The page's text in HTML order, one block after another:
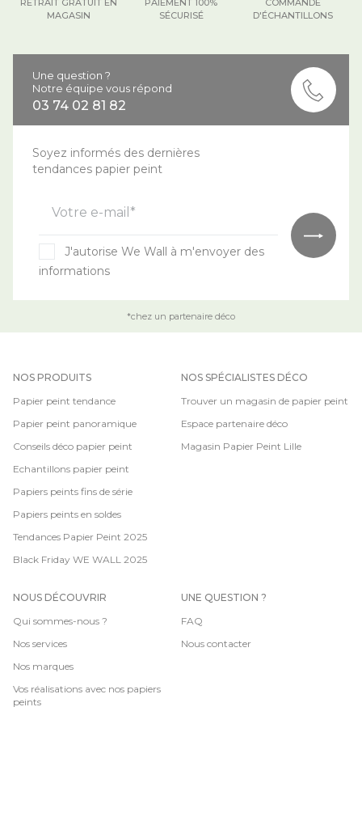
D'ÉCHANTILLONS
SÉCURISÉ
MAGASIN
Une question ?
Notre équipe vous répond
03 74 02 81 82
Soyez informés des dernières
tendances papier peint
Votre e-mail*
J'autorise We Wall à m'envoyer des
informations
*chez un partenaire déco
NOS PRODUITS
Papier peint tendance
Papier peint panoramique
Conseils déco papier peint
Echantillons papier peint
Papiers peints fins de série
Papiers peints en soldes
Tendances Papier Peint 2025
Black Friday WE WALL 2025
NOS SPÉCIALISTES DÉCO
Trouver un magasin de papier peint
Espace partenaire déco
Magasin Papier Peint Lille
NOUS DÉCOUVRIR
Qui sommes-nous ?
Nos services
Nos marques
Vos réalisations avec nos papiers
peints
UNE QUESTION ?
FAQ
Nous contacter